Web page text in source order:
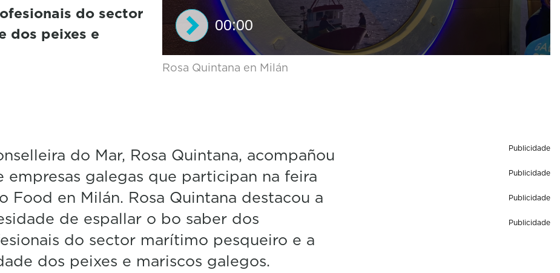
do sector
dos peixes e
s
o
f
0
e
o
d
V
00:00
Rosa Quintana en Milán
do Mar, Rosa Quintana, acompañou
empresas galegas que participan na feira
Food en Milán. Rosa Quintana destacou a
de espallar o bo saber dos
do sector marítimo pesqueiro e a
dos peixes e mariscos galegos.
Publicidade
Publicidade
Publicidade
Publicidade